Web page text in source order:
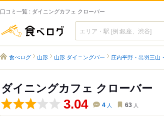
口コミ一覧 : ダイニングカフェ クローバー
食べログ
食べログ 山形 山形 ダイニングバー 庄内平野・出羽三山
ダイニングカフェ クローバー
3.04 4 人 63 人